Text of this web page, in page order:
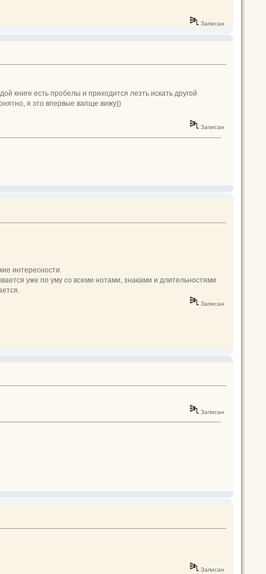
Записан
книге есть пробелы и приходится лезть искать другой
я это впервые вапще вижу))
Записан
интересности.
уже по уму со всеми нотами, знаками и длительностями
Записан
Записан
Записан